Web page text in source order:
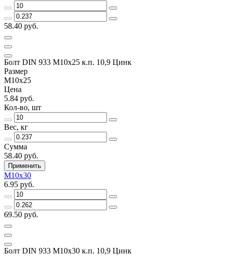
58.40 руб.
Болт DIN 933 М10х25 к.п. 10,9 Цинк
Размер
М10х25
Цена
5.84 руб.
Кол-во, шт
Вес, кг
Сумма
58.40 руб.
Применить
М10х30
6.95 руб.
69.50 руб.
Болт DIN 933 М10х30 к.п. 10,9 Цинк